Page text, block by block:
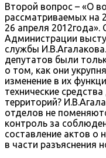
Второй вопрос – «О
рассматриваемых на
26 апреля
Администрации
службы
депутатов были
о том, как они
изменение в их
технические
территорий?
отделов не
контроль за
составление актов о
в части разъяснения